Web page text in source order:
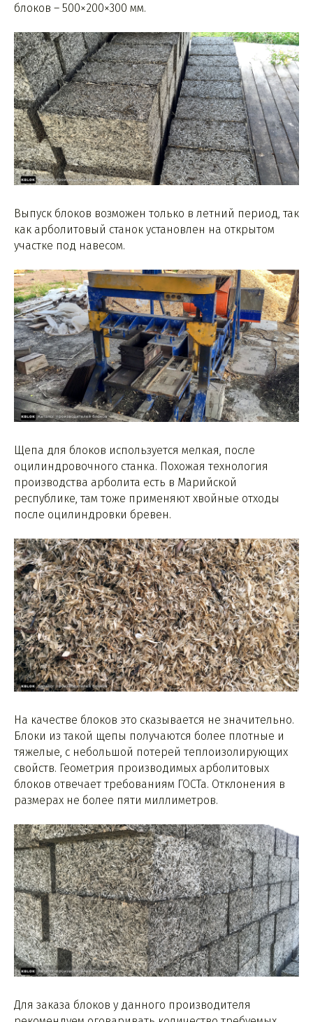
блоков – 500×200×300 мм.
Выпуск блоков возможен только в летний период, так
как арболитовый станок установлен на открытом
участке под навесом.
Щепа для блоков используется мелкая, после
оцилиндровочного станка. Похожая технология
производства арболита есть в Марийской
республике, там тоже применяют хвойные отходы
после оцилиндровки бревен.
На качестве блоков это сказывается не значительно.
Блоки из такой щепы получаются более плотные и
тяжелые, с небольшой потерей теплоизолирующих
свойств. Геометрия производимых арболитовых
блоков отвечает требованиям ГОСТа. Отклонения в
размерах не более пяти миллиметров.
Для заказа блоков у данного производителя